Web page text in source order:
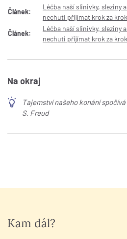
Článek:
Léčba naší slinivky, sleziny
nechuti přijímat krok za
Článek:
Léčba naší slinivky, sleziny
nechuti přijímat krok za
Na okraj
Tajemství našeho konání
S. Freud
Kam dál?